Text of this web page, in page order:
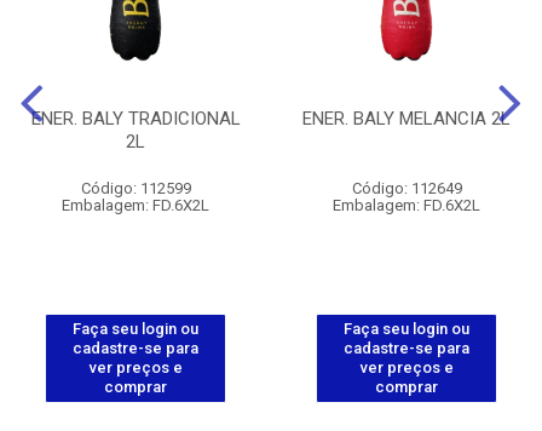
ENER. BALY TRADICIONAL
2L
Código: 112599
Embalagem: FD.6X2L
Faça seu login ou
cadastre-se para
ver preços e
comprar
ENER. BALY MELANCIA 2L
Código: 112649
Embalagem: FD.6X2L
Faça seu login ou
cadastre-se para
ver preços e
comprar